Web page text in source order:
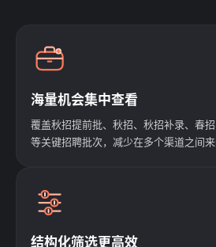
海量机会集中查看
覆盖秋招提前批、秋招、秋招补录、春
等关键招聘批次，减少在多个渠道之间来
结构化筛选更高效